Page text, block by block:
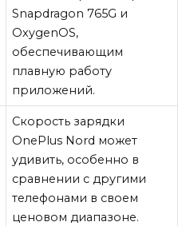
Snapdragon 765G и
OxygenOS,
обеспечивающим
плавную работу
приложений.
Скорость зарядки
OnePlus Nord может
удивить, особенно в
сравнении с другими
телефонами в своем
ценовом диапазоне.